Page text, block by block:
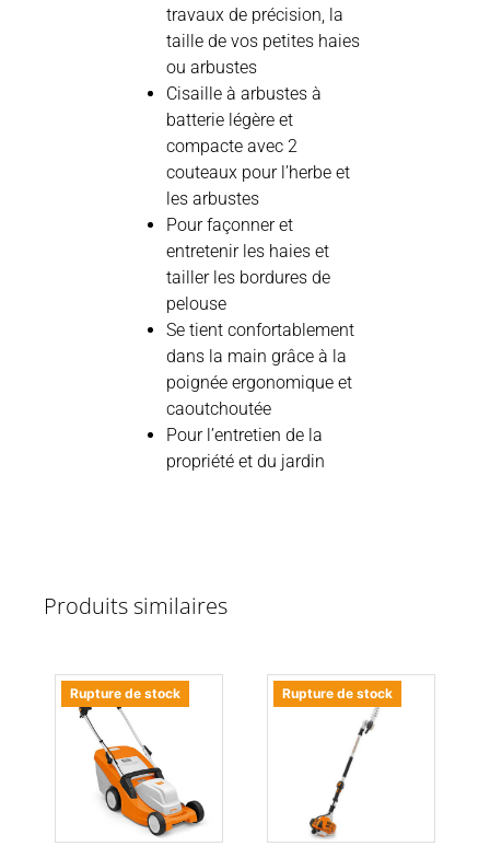
travaux de précision, la
taille de vos petites haies
ou arbustes
Cisaille à arbustes à
batterie légère et
compacte avec 2
couteaux pour l’herbe et
les arbustes
Pour façonner et
entretenir les haies et
tailler les bordures de
pelouse
Se tient confortablement
dans la main grâce à la
poignée ergonomique et
caoutchoutée
Pour l’entretien de la
propriété et du jardin
Produits similaires
Rupture de stock Rupture de stock